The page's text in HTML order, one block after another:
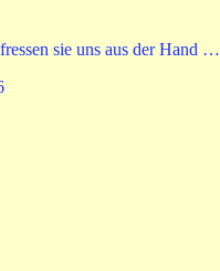
sie uns aus der Hand …